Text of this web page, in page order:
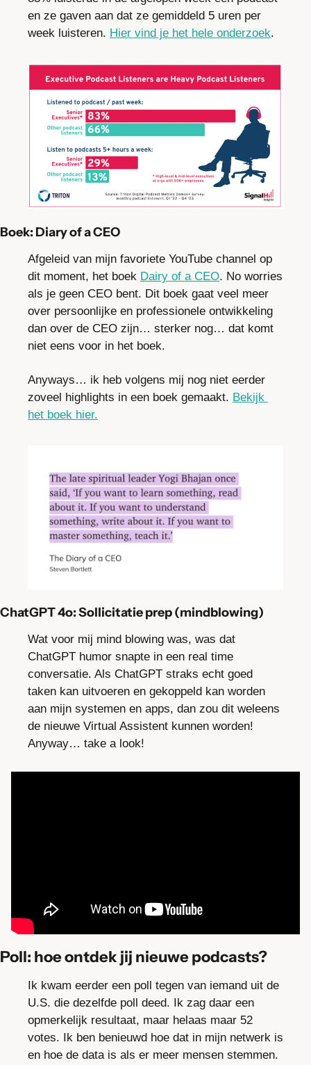
en ze gaven aan dat ze gemiddeld 5 uren per
week luisteren. Hier vind je het hele onderzoek.
Boek: Diary of a CEO
Afgeleid van mijn favoriete YouTube channel op
dit moment, het boek Dairy of a CEO. No worries
als je geen CEO bent. Dit boek gaat veel meer
over persoonlijke en professionele ontwikkeling
dan over de CEO zijn… sterker nog… dat komt
niet eens voor in het boek.
Anyways… ik heb volgens mij nog niet eerder
zoveel highlights in een boek gemaakt. Bekijk
het boek hier.
ChatGPT 4o: Sollicitatie prep (mindblowing)
Wat voor mij mind blowing was, was dat
ChatGPT humor snapte in een real time
conversatie. Als ChatGPT straks echt goed
taken kan uitvoeren en gekoppeld kan worden
aan mijn systemen en apps, dan zou dit weleens
de nieuwe Virtual Assistent kunnen worden!
Anyway… take a look!
Poll: hoe ontdek jij nieuwe podcasts?
Ik kwam eerder een poll tegen van iemand uit de
U.S. die dezelfde poll deed. Ik zag daar een
opmerkelijk resultaat, maar helaas maar 52
votes. Ik ben benieuwd hoe dat in mijn netwerk is
en hoe de data is als er meer mensen stemmen.